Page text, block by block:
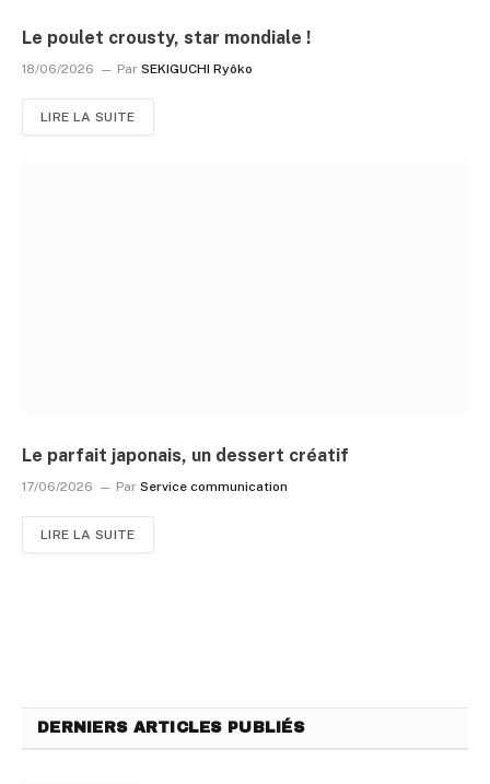
Le poulet crousty, star mondiale !
18/06/2026 Par SEKIGUCHI Ryôko
LIRE LA SUITE
Le parfait japonais, un dessert créatif
17/06/2026 Par Service communication
LIRE LA SUITE
DERNIERS ARTICLES PUBLIÉS